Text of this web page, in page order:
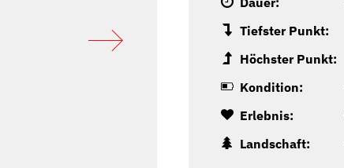
Tiefster Punkt:
Höchster Punkt:
Kondition:
Erlebnis:
Landschaft: